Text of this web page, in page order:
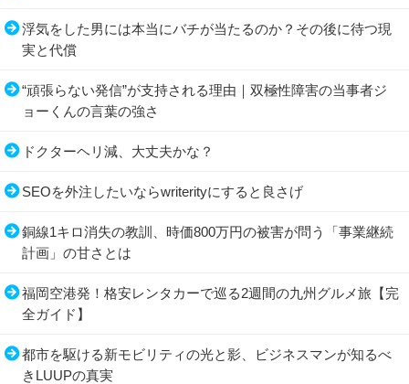
浮気をした男には本当にバチが当たるのか？その後に待つ現
実と代償
“頑張らない発信”が支持される理由｜双極性障害の当事者ジ
ョーくんの言葉の強さ
ドクターヘリ減、大丈夫かな？
SEOを外注したいならwriterityにすると良さげ
銅線1キロ消失の教訓、時価800万円の被害が問う「事業継続
計画」の甘さとは
福岡空港発！格安レンタカーで巡る2週間の九州グルメ旅【完
全ガイド】
都市を駆ける新モビリティの光と影、ビジネスマンが知るべ
きLUUPの真実